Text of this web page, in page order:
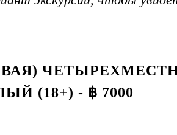
(18+) - ฿ 7000